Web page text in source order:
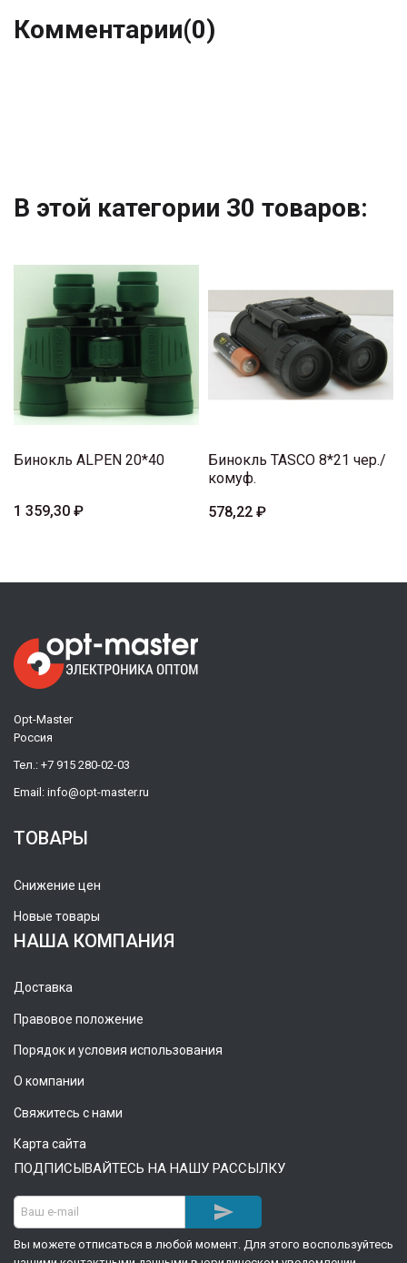
Комментарии(0)
В этой категории 30 товаров:
Бинокль ALPEN 20*40
1 359,30 ₽
Бинокль TASCO 8*21 чер./
комуф.
578,22 ₽
Opt-Master
Россия
Тел.: +7 915 280-02-03
Email: info@opt-master.ru
ТОВАРЫ
Снижение цен
Новые товары
НАША КОМПАНИЯ
Доставка
Правовое положение
Порядок и условия использования
О компании
Свяжитесь с нами
Карта сайта
ПОДПИСЫВАЙТЕСЬ НА НАШУ РАССЫЛКУ

Вы можете отписаться в любой момент. Для этого воспользуйтесь